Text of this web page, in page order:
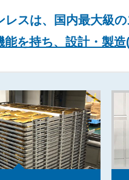
スは、国内最大級の
を持ち、設計・製